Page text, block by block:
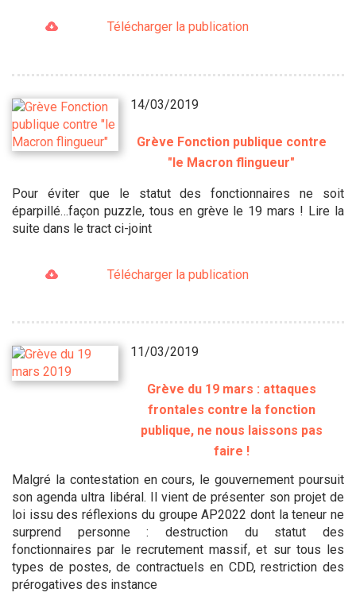
Télécharger la publication
14/03/2019
Grève Fonction publique contre
"le Macron flingueur"
Pour éviter que le statut des fonctionnaires ne soit
éparpillé…façon puzzle, tous en grève le 19 mars ! Lire la
suite dans le tract ci-joint
Télécharger la publication
11/03/2019
Grève du 19 mars : attaques
frontales contre la fonction
publique, ne nous laissons pas
faire !
Malgré la contestation en cours, le gouvernement poursuit
son agenda ultra libéral. Il vient de présenter son projet de
loi issu des réflexions du groupe AP2022 dont la teneur ne
surprend personne : destruction du statut des
fonctionnaires par le recrutement massif, et sur tous les
types de postes, de contractuels en CDD, restriction des
prérogatives des instance